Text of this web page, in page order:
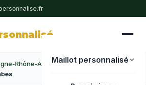
Maillot personnalisé
Rhône-Alpes›Ain›